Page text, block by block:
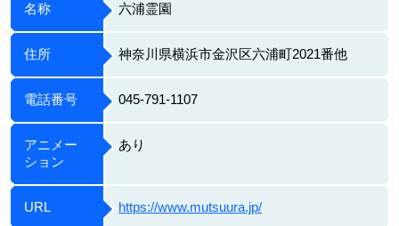
名称 六浦霊園
住所 神奈川県横浜市金沢区六浦町2021番他
電話番号 045-791-1107
アニメー
ション
あり
URL https://www.mutsuura.jp/